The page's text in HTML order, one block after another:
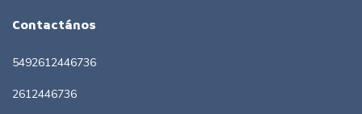
Contactános
5492612446736
2612446736